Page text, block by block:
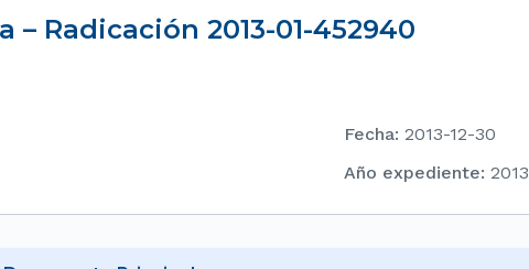
– Radicación 2013-01-452940
Fecha: 2013-12-30
Año expediente: 2013